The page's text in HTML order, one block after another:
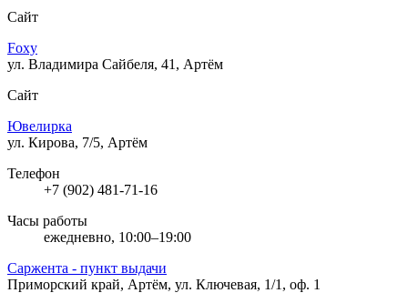
Сайт
Foxy
ул. Владимира Сайбеля, 41, Артём
Сайт
Ювелирка
ул. Кирова, 7/5, Артём
Телефон
+7 (902) 481-71-16
Часы работы
ежедневно, 10:00–19:00
Саржента - пункт выдачи
Приморский край, Артём, ул. Ключевая, 1/1, оф. 1